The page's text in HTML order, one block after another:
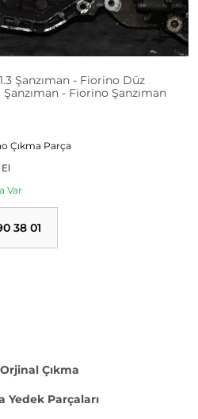
Şanzıman - Fiorino Düz
- Fiorino Şanzıman
Çıkma Parça
Var
38 01
Çıkma
Yedek Parçaları